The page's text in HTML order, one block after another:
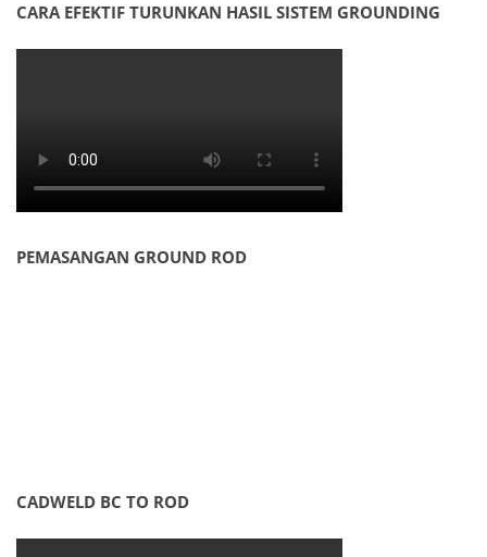
CARA EFEKTIF TURUNKAN HASIL SISTEM GROUNDING
PEMASANGAN GROUND ROD
CADWELD BC TO ROD